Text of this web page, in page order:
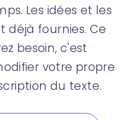
Les idées et les
déjà fournies. Ce
besoin, c'est
votre propre
du texte.